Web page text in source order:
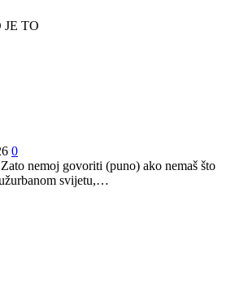
JE TO
0
nemoj govoriti (puno) ako nemaš što
svijetu,…